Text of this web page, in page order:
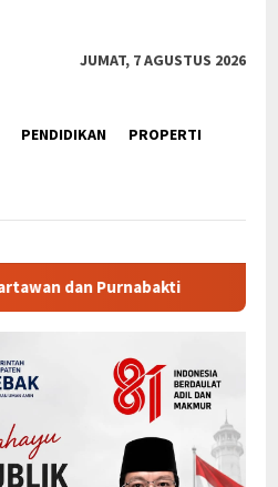
JUMAT, 7 AGUSTUS 2026
PENDIDIKAN PROPERTI
Ratusan Purna Bhakti dan